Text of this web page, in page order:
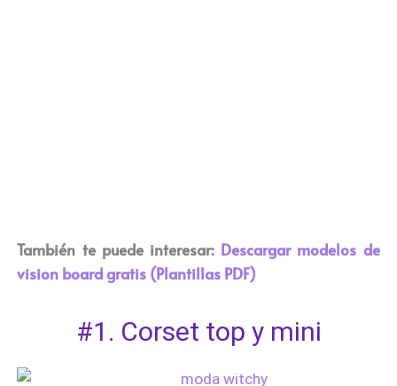
También te puede interesar: Descargar modelos de
vision board gratis (Plantillas PDF)
#1. Corset top y mini